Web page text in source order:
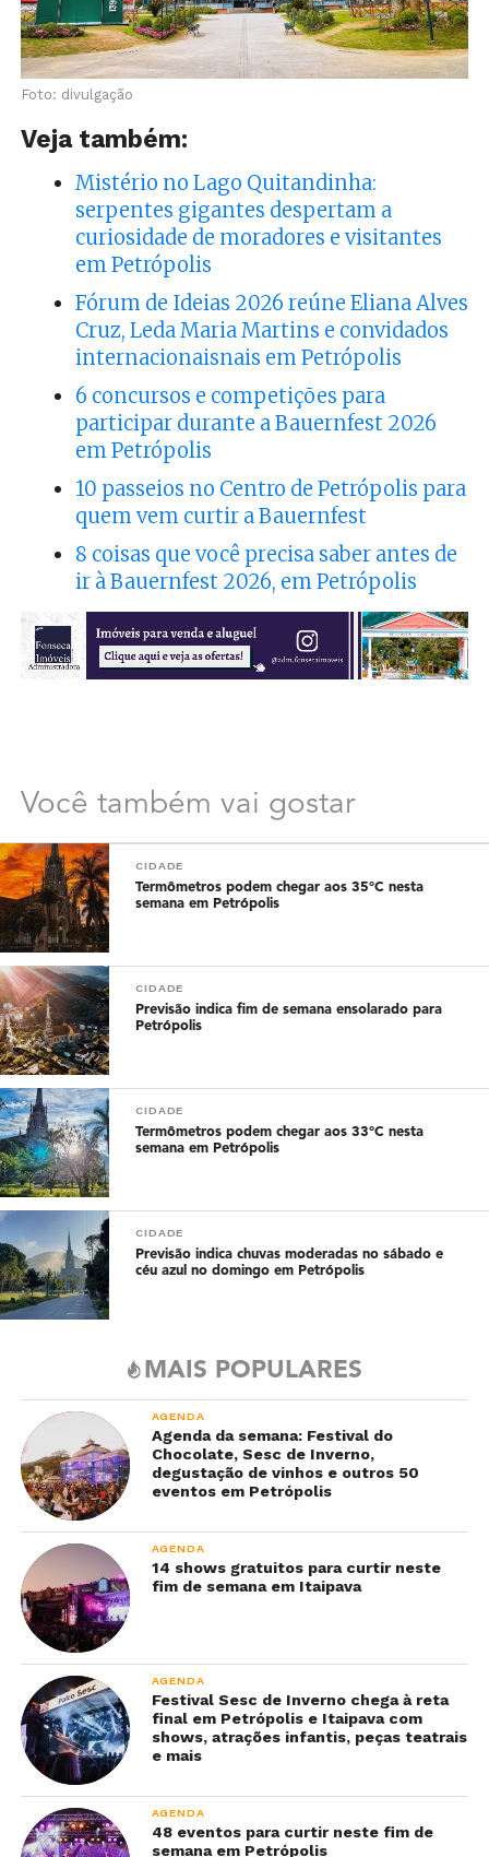
Foto: divulgação
Veja também:
Mistério no Lago Quitandinha:
serpentes gigantes despertam a
curiosidade de moradores e visitantes
em Petrópolis
Fórum de Ideias 2026 reúne Eliana Alves
Cruz, Leda Maria Martins e convidados
internacionaisnais em Petrópolis
6 concursos e competições para
participar durante a Bauernfest 2026
em Petrópolis
10 passeios no Centro de Petrópolis para
quem vem curtir a Bauernfest
8 coisas que você precisa saber antes de
ir à Bauernfest 2026, em Petrópolis
Você também vai gostar
CIDADE
Termômetros podem chegar aos 35°C nesta
semana em Petrópolis
CIDADE
Previsão indica fim de semana ensolarado para
Petrópolis
CIDADE
Termômetros podem chegar aos 33°C nesta
semana em Petrópolis
CIDADE
Previsão indica chuvas moderadas no sábado e
céu azul no domingo em Petrópolis
MAIS POPULARES
AGENDA
Agenda da semana: Festival do
Chocolate, Sesc de Inverno,
degustação de vinhos e outros 50
eventos em Petrópolis
AGENDA
14 shows gratuitos para curtir neste
fim de semana em Itaipava
AGENDA
Festival Sesc de Inverno chega à reta
final em Petrópolis e Itaipava com
shows, atrações infantis, peças teatrais
e mais
AGENDA
48 eventos para curtir neste fim de
semana em Petrópolis